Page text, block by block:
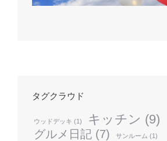
タグクラウド
ウッドデッキ (1) キッチン (9)
グルメ日記 (7) サンルーム (1)